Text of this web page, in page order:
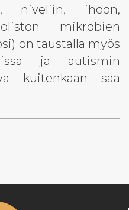
niveliin, ihoon,
mikrobien
on taustalla myös
ja autismin
kuitenkaan saa